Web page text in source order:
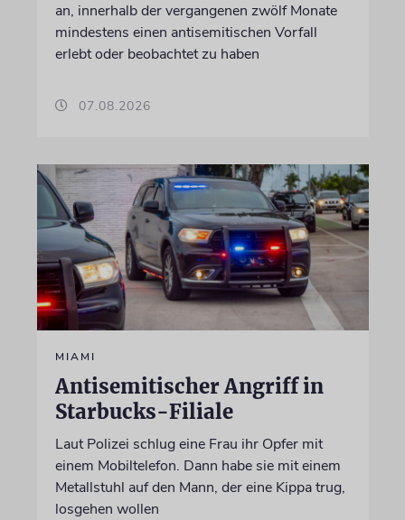
an, innerhalb der vergangenen zwölf Monate
mindestens einen antisemitischen Vorfall
erlebt oder beobachtet zu haben
07.08.2026
MIAMI
Antisemitischer Angriff in
Starbucks-Filiale
Laut Polizei schlug eine Frau ihr Opfer mit
einem Mobiltelefon. Dann habe sie mit einem
Metallstuhl auf den Mann, der eine Kippa trug,
losgehen wollen